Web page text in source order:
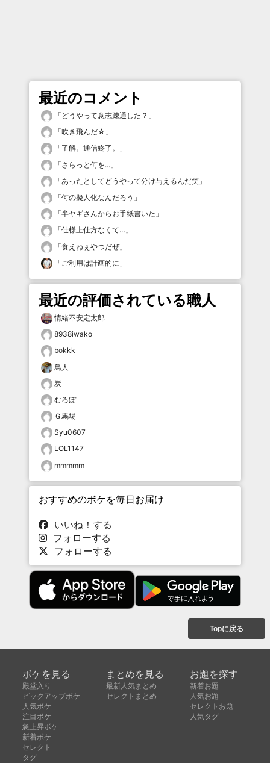
最近のコメント
「 どうやって意志疎通した？ 」
「吹き飛んだ☆ 」
「了解。通信終了。
」
「さらっと何を... 」
「あったとしてどうやって分け与えるんだ笑 」
「何の擬人化なんだろう 」
「半ヤギさんからお手紙書いた 」
「仕様上仕方なくて… 」
「食えねぇやつだぜ」
「 ご利用は計画的に 」
最近の評価されている職人
情緒不安定太郎
8938iwako
bokkk
鳥人
炭
むろぼ
Ｇ馬場
Syu0607
LOL1147
mmmmm
おすすめのボケを毎日お届け
いいね！する
フォローする
フォローする
Topに戻る
ボケを見る
殿堂入り
ピックアップボケ
人気ボケ
注目ボケ
急上昇ボケ
新着ボケ
セレクト
タグ
まとめを見る
最新人気まとめ
セレクトまとめ
お題を探す
新着お題
人気お題
セレクトお題
人気タグ